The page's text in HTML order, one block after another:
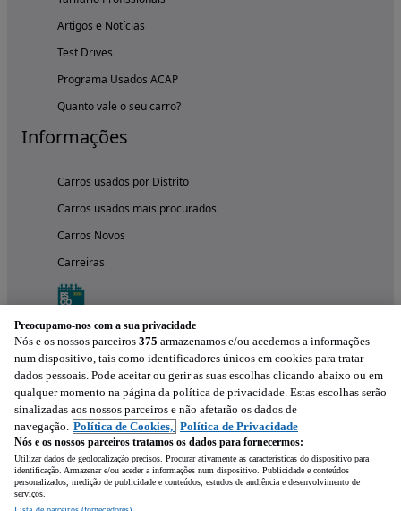
Artigos e Notícias
Test Drives
Programa Usados ACAP
Quanto vale o seu carro?
Informações
Carros usados por Distrito
Carros usados mais procurados
Carros Novos
Carreiras
Experimenta a aplicação
Preocupamo-nos com a sua privacidade
Nós e os nossos parceiros 375 armazenamos e/ou acedemos a informações
num dispositivo, tais como identificadores únicos em cookies para tratar
dados pessoais. Pode aceitar ou gerir as suas escolhas clicando abaixo ou em
qualquer momento na página da política de privacidade. Estas escolhas serão
sinalizadas aos nossos parceiros e não afetarão os dados de
navegação. Política de Cookies, Política de Privacidade
Nós e os nossos parceiros tratamos os dados para fornecermos:
Utilizar dados de geolocalização precisos. Procurar ativamente as características do dispositivo para
identificação. Armazenar e/ou aceder a informações num dispositivo. Publicidade e conteúdos
personalizados, medição de publicidade e conteúdos, estudos de audiência e desenvolvimento de
serviços.